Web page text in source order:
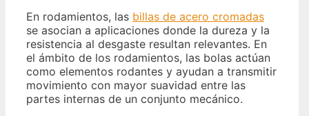
En rodamientos, las billas de acero cromadas
se asocian a aplicaciones donde la dureza y la
resistencia al desgaste resultan relevantes. En
el ámbito de los rodamientos, las bolas actúan
como elementos rodantes y ayudan a transmitir
movimiento con mayor suavidad entre las
partes internas de un conjunto mecánico.